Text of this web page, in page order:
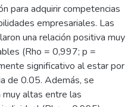
para adquirir competencias
empresariales. Las
una relación positiva muy
(Rho = 0,997; p =
significativo al estar por
de 0.05. Además, se
altas entre las